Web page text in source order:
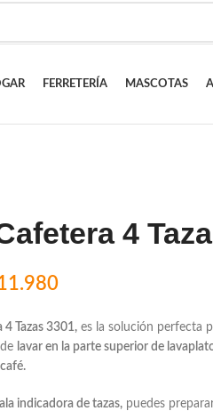
FERRETERÍA MASCOTAS
4
4 Tazas 3301, es la solución perfecta
lavar en la parte superior de
indicadora de tazas, puedes